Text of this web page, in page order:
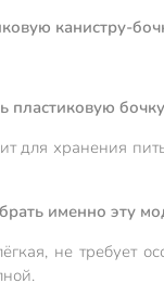
канистру-
пластиковую
для хранения
именно эту
не требует